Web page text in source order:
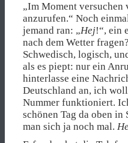
„Im Moment versuchen
anzurufen.“ Noch
jemand ran: „Hej!“, ein
nach dem Wetter
Schwedisch, logisch,
als es piept: nur ein
hinterlasse eine
Deutschland an, ich
Nummer funktioniert.
schönen Tag da oben
man sich ja noch mal.